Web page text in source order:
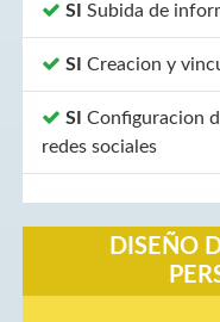
SI Subida de
SI Creacion y
SI Configuracion
redes sociales
DISEÑO